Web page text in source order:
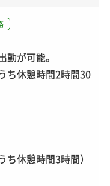
が可能。
ち休憩時間2時間30
休憩時間3時間）